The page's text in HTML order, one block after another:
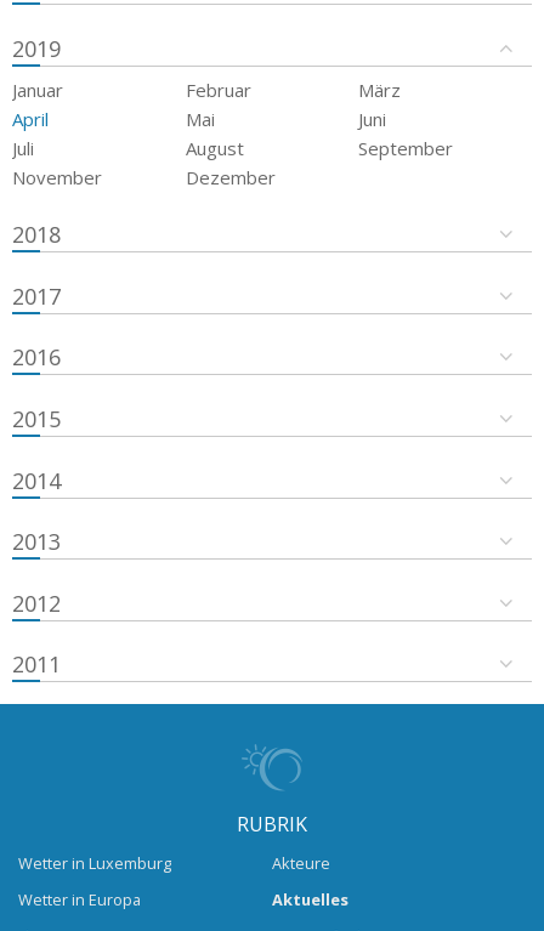
2019
Januar Februar
März
April
Mai
Juni
Juli
August
September
November
Dezember
2018
2017
2016
2015
2014
2013
2012
2011
RUBRIK
Wetter in Luxemburg
Wetter in Europa
Akteure
Aktuelles